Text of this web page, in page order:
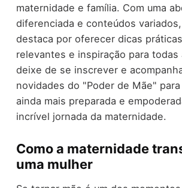
maternidade e família. Com uma
diferenciada e conteúdos
destaca por oferecer dicas
relevantes e inspiração para todas
deixe de se inscrever e
novidades do "Poder de Mãe"
ainda mais preparada e
incrível jornada da maternidade.
Como a maternidade
uma mulher